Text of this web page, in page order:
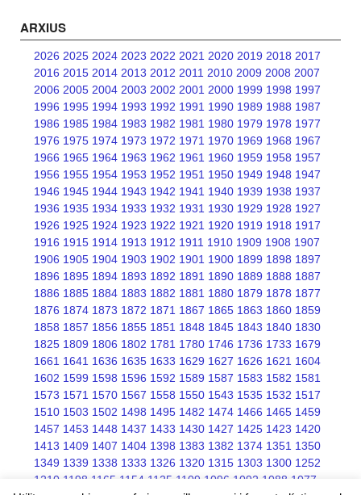
ARXIUS
2026 2025 2024 2023 2022 2021 2020 2019 2018 2017
2016 2015 2014 2013 2012 2011 2010 2009 2008 2007
2006 2005 2004 2003 2002 2001 2000 1999 1998 1997
1996 1995 1994 1993 1992 1991 1990 1989 1988 1987
1986 1985 1984 1983 1982 1981 1980 1979 1978 1977
1976 1975 1974 1973 1972 1971 1970 1969 1968 1967
1966 1965 1964 1963 1962 1961 1960 1959 1958 1957
1956 1955 1954 1953 1952 1951 1950 1949 1948 1947
1946 1945 1944 1943 1942 1941 1940 1939 1938 1937
1936 1935 1934 1933 1932 1931 1930 1929 1928 1927
1926 1925 1924 1923 1922 1921 1920 1919 1918 1917
1916 1915 1914 1913 1912 1911 1910 1909 1908 1907
1906 1905 1904 1903 1902 1901 1900 1899 1898 1897
1896 1895 1894 1893 1892 1891 1890 1889 1888 1887
1886 1885 1884 1883 1882 1881 1880 1879 1878 1877
1876 1874 1873 1872 1871 1867 1865 1863 1860 1859
1858 1857 1856 1855 1851 1848 1845 1843 1840 1830
1825 1809 1806 1802 1781 1780 1746 1736 1733 1679
1661 1641 1636 1635 1633 1629 1627 1626 1621 1604
1602 1599 1598 1596 1592 1589 1587 1583 1582 1581
1573 1571 1570 1567 1558 1550 1543 1535 1532 1517
1510 1503 1502 1498 1495 1482 1474 1466 1465 1459
1457 1453 1448 1437 1433 1430 1427 1425 1423 1420
1413 1409 1407 1404 1398 1383 1382 1374 1351 1350
1349 1339 1338 1333 1326 1320 1315 1303 1300 1252
1210 1198 1165 1154 1125 1109 1096 1092 1088 1077